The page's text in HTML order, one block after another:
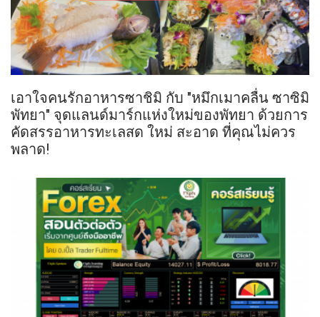
เอาใจคนรักอาหารซาชิมิ กับ "หมึกเมาคลื่น ซาซิมิ
พัทยา" จุดแลนด์มาร์กแห่งใหม่ของพัทยา ด้วยการ
คัดสรรอาหารทะเลสด ใหม่ สะอาด ที่คุณไม่ควร
พลาด!